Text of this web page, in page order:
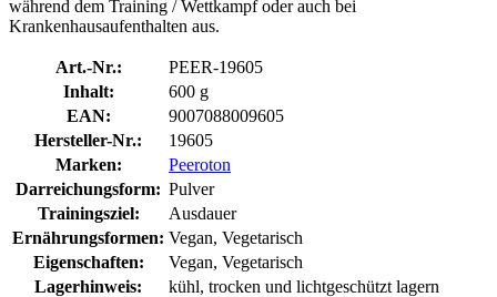
während dem Training / Wettkampf oder auch bei
Krankenhausaufenthalten aus.
Art.-Nr.:
PEER-19605
Inhalt:
600 g
EAN:
9007088009605
Hersteller-Nr.:
19605
Marken:
Peeroton
Darreichungsform: Pulver
Trainingsziel:
Ausdauer
Ernährungsformen: Vegan, Vegetarisch
Eigenschaften:
Vegan, Vegetarisch
Lagerhinweis:
kühl, trocken und lichtgeschützt lagern